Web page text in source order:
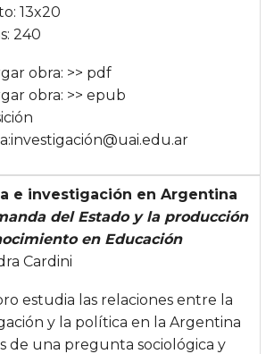
13x20
240
obra: >> pdf
obra: >> epub
investigación@uai.edu.ar
e investigación en Argentina
del Estado y la producción
en Educación
Cardini
estudia las relaciones entre la
y la política en la Argentina
de una pregunta sociológica y